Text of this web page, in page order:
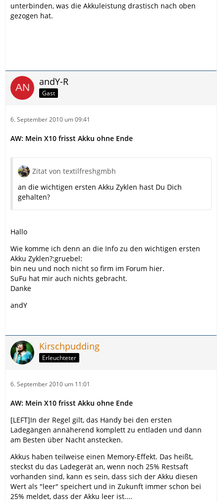
unterbinden, was die Akkuleistung drastisch nach oben
gezogen hat.
andY-R
Gast
6. September 2010 um 09:41
AW: Mein X10 frisst Akku ohne Ende
Zitat von textilfreshgmbh
an die wichtigen ersten Akku Zyklen hast Du Dich
gehalten?
Hallo
Wie komme ich denn an die Info zu den wichtigen ersten
Akku Zyklen?:gruebel:
bin neu und noch nicht so firm im Forum hier.
SuFu hat mir auch nichts gebracht.
Danke
andY
Kirschpudding
Erleuchteter
6. September 2010 um 11:01
AW: Mein X10 frisst Akku ohne Ende
[LEFT]In der Regel gilt, das Handy bei den ersten
Ladegängen annäherend komplett zu entladen und dann
am Besten über Nacht anstecken.
Akkus haben teilweise einen Memory-Effekt. Das heißt,
steckst du das Ladegerät an, wenn noch 25% Restsaft
vorhanden sind, kann es sein, dass sich der Akku diesen
Wert als "leer" speichert und in Zukunft immer schon bei
25% meldet, dass der Akku leer ist....